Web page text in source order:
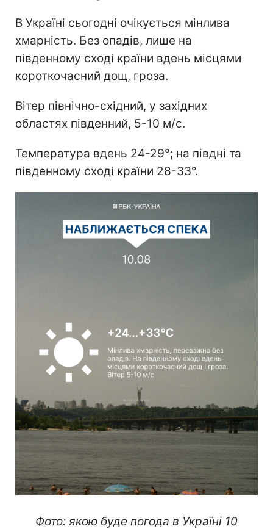
В Україні сьогодні очікується мінлива
хмарність. Без опадів, лише на
південному сході країни вдень місцями
короткочасний дощ, гроза.
Вітер північно-східний, у західних
областях південний, 5-10 м/с.
Температура вдень 24-29°; на півдні та
південному сході країни 28-33°.
Фото: якою буде погода в Україні 10